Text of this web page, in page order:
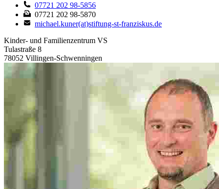
07721 202 98-5856
07721 202 98-5870
michael.kuner(at)stiftung-st-franziskus.de
Kinder- und Familienzentrum VS
Tulastraße 8
78052 Villingen-Schwenningen